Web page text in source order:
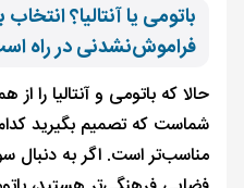
باتومی یا آنتالیا؟
فراموش‌نشدنی در راه
حالا که باتومی و آنتالیا را
شماست که تصمیم بگیرید
مناسب‌تر است. اگر به دنبال